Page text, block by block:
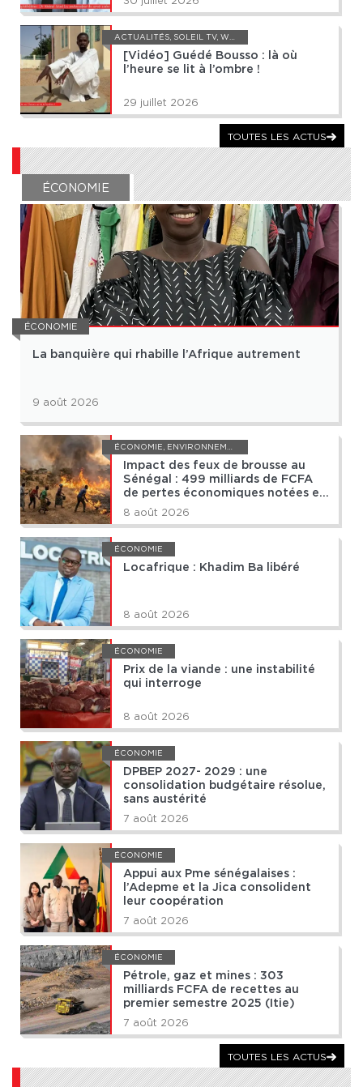
ACTUALITÉS, SOLEIL TV, WEB TV
[Vidéo] Guédé Bousso : là où
l’heure se lit à l’ombre !
29 juillet 2026
TOUTES LES ACTUS
ÉCONOMIE
ÉCONOMIE
La banquière qui rhabille l’Afrique autrement
9 août 2026
ÉCONOMIE, ENVIRONNEMENT
Impact des feux de brousse au
Sénégal : 499 milliards de FCFA
de pertes économiques notées en
terme de fourrages
8 août 2026
ÉCONOMIE
Locafrique : Khadim Ba libéré
8 août 2026
ÉCONOMIE
Prix de la viande : une instabilité
qui interroge
8 août 2026
ÉCONOMIE
DPBEP 2027- 2029 : une
consolidation budgétaire résolue,
sans austérité
7 août 2026
ÉCONOMIE
Appui aux Pme sénégalaises :
l’Adepme et la Jica consolident
leur coopération
7 août 2026
ÉCONOMIE
Pétrole, gaz et mines : 303
milliards FCFA de recettes au
premier semestre 2025 (Itie)
7 août 2026
TOUTES LES ACTUS